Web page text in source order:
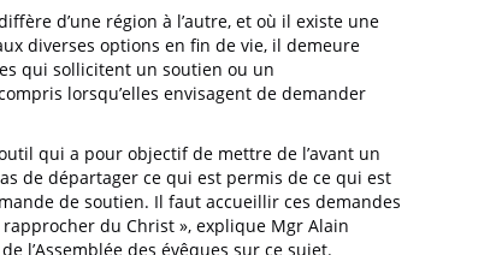
d’une région à l’autre, et où il existe une
diverses options en fin de vie, il demeure
qui sollicitent un soutien ou un
lorsqu’elles envisagent de demander
qui a pour objectif de mettre de l’avant un
de départager ce qui est permis de ce qui est
de soutien. Il faut accueillir ces demandes
du Christ », explique Mgr Alain
l’Assemblée des évêques sur ce sujet.